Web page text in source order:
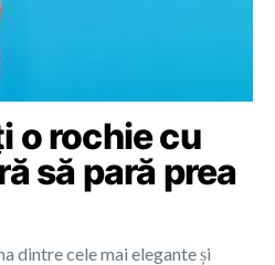
o rochie cu
să pară prea
dintre cele mai elegante și